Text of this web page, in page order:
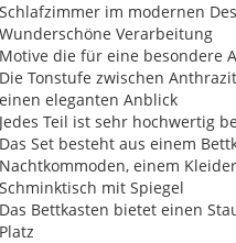
Schlafzimmer im modernen
Wunderschöne Verarbeitung
Motive die für eine besondere
Die Tonstufe zwischen
einen eleganten Anblick
Jedes Teil ist sehr hochwertig
Das Set besteht aus einem
Nachtkommoden, einem
Schminktisch mit Spiegel
Das Bettkasten bietet einen
Platz